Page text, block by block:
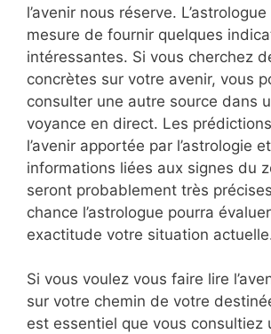
l’avenir nous réserve.
mesure de fournir quelques
intéressantes. Si vous cherchez
concrètes sur votre avenir, vous
consulter une autre source dans
voyance en direct. Les
l’avenir apportée par l’astrologie
informations liées aux signes du
seront probablement très
chance l’astrologue pourra
exactitude votre situation
Si vous voulez vous faire lire
sur votre chemin de votre
est essentiel que vous consultiez